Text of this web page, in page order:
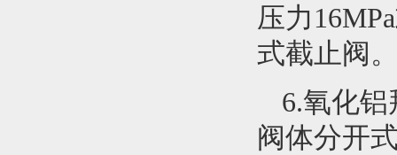
压力
式截止阀
6.氧化
阀体分开